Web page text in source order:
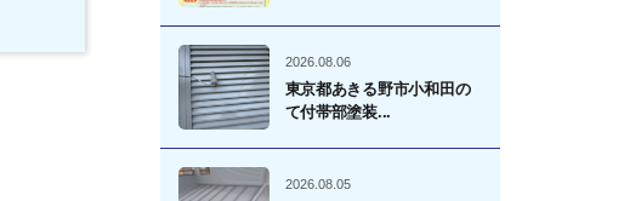
2026.08.06
東京都あきる野市小和田の
て付帯部塗装...
2026.08.05